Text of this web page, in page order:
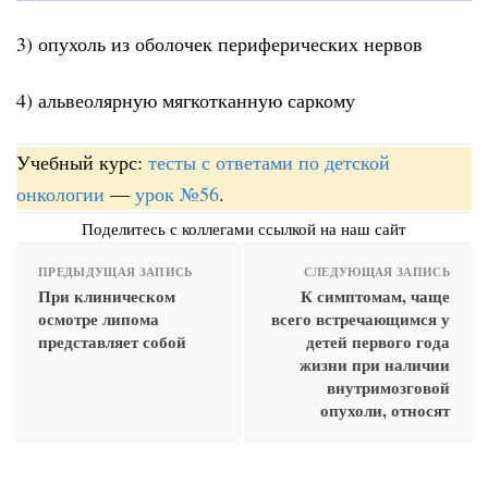
3) опухоль из оболочек периферических нервов
4) альвеолярную мягкотканную саркому
Учебный курс: тесты с ответами по детской
онкологии — урок №56.
Поделитесь с коллегами ссылкой на наш сайт
ПРЕДЫДУЩАЯ ЗАПИСЬ
При клиническом
осмотре липома
представляет собой
СЛЕДУЮЩАЯ ЗАПИСЬ
К симптомам, чаще
всего встречающимся у
детей первого года
жизни при наличии
внутримозговой
опухоли, относят